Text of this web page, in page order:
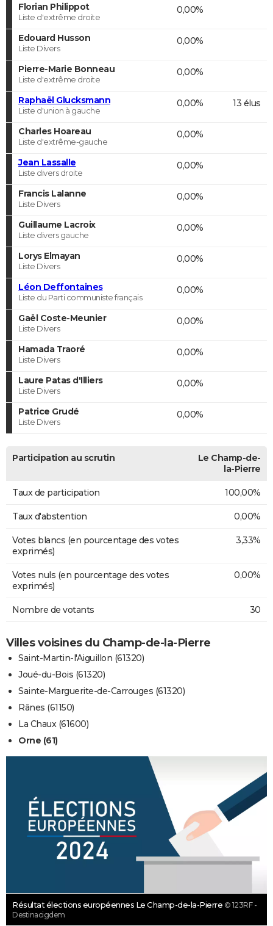
Florian Philippot
Liste d'extrême droite
0,00%
Edouard Husson
Liste Divers
0,00%
Pierre-Marie Bonneau
Liste d'extrême droite
0,00%
Raphaël Glucksmann
Liste d'union à gauche
0,00% 13 élus
Charles Hoareau
Liste d'extrême-gauche
0,00%
Jean Lassalle
Liste divers droite
0,00%
Francis Lalanne
Liste Divers
0,00%
Guillaume Lacroix
Liste divers gauche
0,00%
Lorys Elmayan
Liste Divers
0,00%
Léon Deffontaines
Liste du Parti communiste français
0,00%
Gaël Coste-Meunier
Liste Divers
0,00%
Hamada Traoré
Liste Divers
0,00%
Laure Patas d'Illiers
Liste Divers
0,00%
Patrice Grudé
Liste Divers
0,00%
Participation au scrutin
Le Champ-de-
la-Pierre
Taux de participation 100,00%
Taux d'abstention 0,00%
Votes blancs (en pourcentage des votes
exprimés)
3,33%
Votes nuls (en pourcentage des votes
exprimés)
0,00%
Nombre de votants 30
Villes voisines du Champ-de-la-Pierre
Saint-Martin-l'Aiguillon (61320)
Joué-du-Bois (61320)
Sainte-Marguerite-de-Carrouges (61320)
Rânes (61150)
La Chaux (61600)
Orne (61)
Résultat élections européennes Le Champ-de-la-Pierre © 123RF -
Destinacigdem